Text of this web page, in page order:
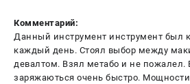
Комментарий:
Данный инструмент инструмент был
каждый день. Стоял выбор между
девалтом. Взял метабо и не пожалел.
заряжаються очень быстро. Мощности